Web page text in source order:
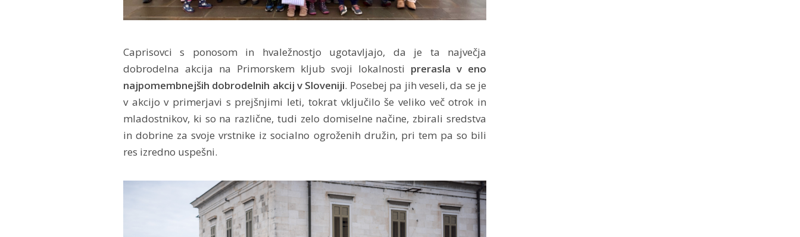
Caprisovci s ponosom in hvaležnostjo ugotavljajo, da je ta največja
dobrodelna akcija na Primorskem kljub svoji lokalnosti prerasla v eno
najpomembnejših dobrodelnih akcij v Sloveniji. Posebej pa jih veseli, da se je
v akcijo v primerjavi s prejšnjimi leti, tokrat vključilo še veliko več otrok in
mladostnikov, ki so na različne, tudi zelo domiselne načine, zbirali sredstva
in dobrine za svoje vrstnike iz socialno ogroženih družin, pri tem pa so bili
res izredno uspešni.